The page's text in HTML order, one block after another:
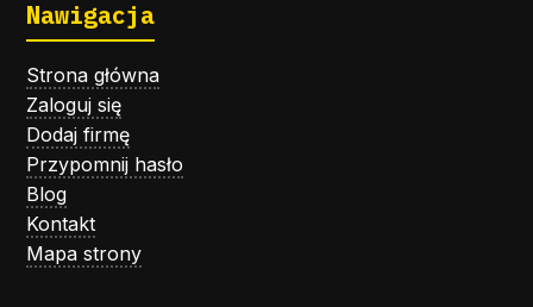
Nawigacja
Strona główna
Zaloguj się
Dodaj firmę
Przypomnij hasło
Blog
Kontakt
Mapa strony